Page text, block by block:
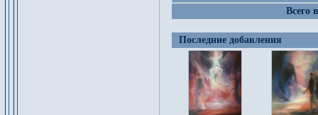
Всего
Последние добавления